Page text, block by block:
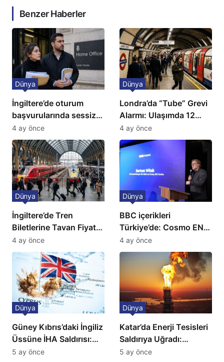
Benzer Haberler
İngiltere’de oturum
başvurularında sessiz
kriz: Büyükelçilikten
açıklama!
Dünya
4 ay önce
Londra’da “Tube” Grevi
Alarmı: Ulaşımda 12
Günlük Kaos Kapıda
Dünya
4 ay önce
İngiltere’de Tren
Biletlerine Tavan Fiyat:
Ulaşımda Yeni
Düzenleme
Dünya
4 ay önce
BBC içerikleri
Türkiye’de: Cosmo EN
ve BBC Player yayında
Dünya
4 ay önce
Güney Kıbrıs’daki İngiliz
Üssüne İHA Saldırısı:
Patlama, Sirenler ve
Dünya
5 ay önce
Katar’da Enerji Tesisleri
Saldırıya Uğradı:
Avrupa’da Doğalgaz
Dünya
5 ay önce